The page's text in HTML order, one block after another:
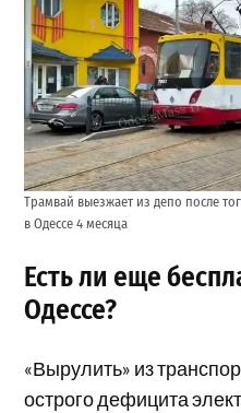
Трамвай выезжает из депо после
в Одессе 4 месяца
Есть ли еще
Одессе?
«Вырулить» из
острого дефицита